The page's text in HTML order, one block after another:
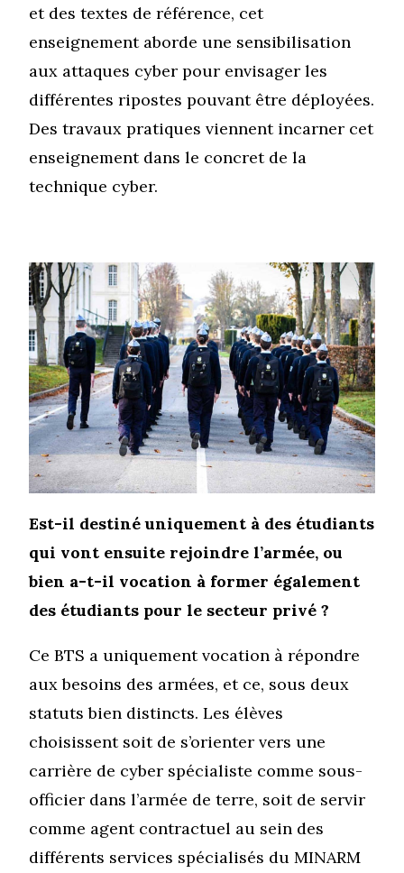
et des textes de référence, cet
enseignement aborde une sensibilisation
aux attaques cyber pour envisager les
différentes ripostes pouvant être déployées.
Des travaux pratiques viennent incarner cet
enseignement dans le concret de la
technique cyber.
Est-il destiné uniquement à des étudiants
qui vont ensuite rejoindre l’armée, ou
bien a-t-il vocation à former également
des étudiants pour le secteur privé ?
Ce BTS a uniquement vocation à répondre
aux besoins des armées, et ce, sous deux
statuts bien distincts. Les élèves
choisissent soit de s’orienter vers une
carrière de cyber spécialiste comme sous-
officier dans l’armée de terre, soit de servir
comme agent contractuel au sein des
différents services spécialisés du MINARM